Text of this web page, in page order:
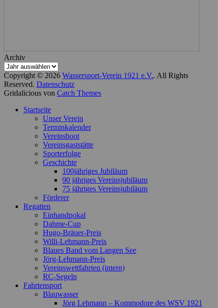
Archiv
Copyright © 2026 Wassersport-Verein 1921 e.V.. All Rights
Reserved. Datenschutz
Gridalicious von Catch Themes
oben
Startseite
Unser Verein
Terminkalender
Vereinsboot
Vereinsgaststätte
Sporterfolge
Geschichte
100jähriges Jubiläum
90 jähriges Vereinsjubiläum
75 jähriges Vereinsjubiläum
Förderer
Regatten
Einhandpokal
Dahme-Cup
Hugo-Bräuer-Preis
Willi-Lehmann-Preis
Blaues Band vom Langen See
Jörg-Lehmann-Preis
Vereinswettfahrten (intern)
RC-Segeln
Fahrtensport
Blauwasser
Jörg Lehmann – Kommodore des WSV 1921